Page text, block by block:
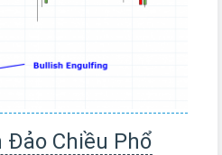
Đảo Chiều Phổ